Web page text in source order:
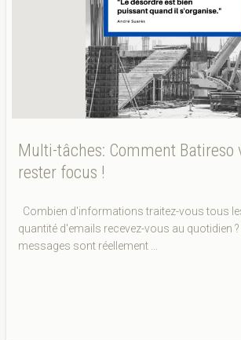
Multi-tâches: Comment Batireso
rester focus !
Combien d'informations traitez-vous tous
quantité d'emails recevez-vous au quotidien
messages sont réellement ...